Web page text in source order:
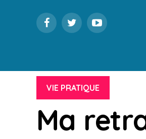
VIE PRATIQUE
Ma